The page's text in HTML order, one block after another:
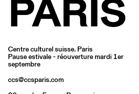
Centre culturel suisse. Paris
Pause estivale - réouverture mardi 1er
septembre
ccs@ccsparis.com